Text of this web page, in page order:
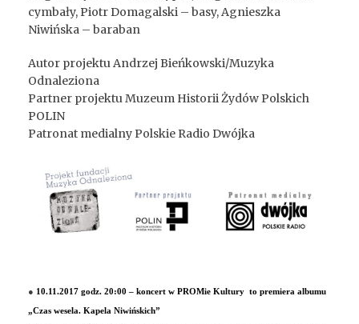
cymbały, Piotr Domagalski – basy, Agnieszka
Niwińska – baraban
Autor projektu Andrzej Bieńkowski/Muzyka
Odnaleziona
Partner projektu Muzeum Historii Żydów Polskich
POLIN
Patronat medialny Polskie Radio Dwójka
● 10.11.2017 godz. 20:00 – koncert w PROMie Kultury to premiera albumu
„Czas wesela. Kapela Niwińskich”